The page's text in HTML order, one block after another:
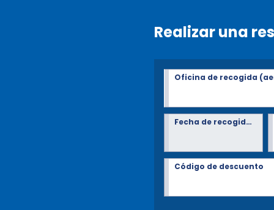
Realizar una
Oficina de recogida
Fecha de recogida*
Código de descuento